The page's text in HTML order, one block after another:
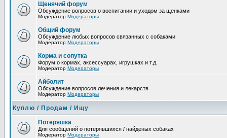
Щенячий форум
Обсуждение вопросов о воспитании и уходом за щенками
Модератор Модераторы
Общий форум
Обсуждение любых вопросов связанных с собаками
Модератор Модераторы
Корма и сопутка
Форум о кормах, аксессуарах, игрушках и т.д.
Модератор Модераторы
Айболит
Обсуждение вопросов лечения и лекарств
Модератор Модераторы
Куплю / Продам / Ищу
Потеряшка
Для сообщений о потерявшихся / найденых собаках
Модератор Модераторы